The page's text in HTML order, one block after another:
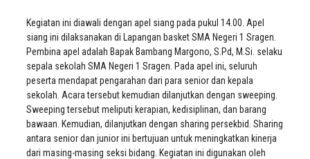
Kegiatan ini diawali dengan apel siang pada pukul 14.00. Apel
siang ini dilaksanakan di Lapangan basket SMA Negeri 1 Sragen.
Pembina apel adalah Bapak Bambang Margono, S.Pd, M.Si. selaku
sepala sekolah SMA Negeri 1 Sragen. Pada apel ini, seluruh
peserta mendapat pengarahan dari para senior dan kepala
sekolah. Acara tersebut kemudian dilanjutkan dengan sweeping.
Sweeping tersebut meliputi kerapian, kedisiplinan, dan barang
bawaan. Kemudian, dilanjutkan dengan sharing persekbid. Sharing
antara senior dan junior ini bertujuan untuk meningkatkan kinerja
dari masing-masing seksi bidang. Kegiatan ini digunakan oleh